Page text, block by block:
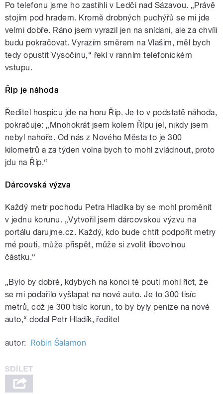
Po telefonu jsme ho zastihli v Ledči nad Sázavou. „Právě
stojím pod hradem. Kromě drobných puchýřů se mi jde
velmi dobře. Ráno jsem vyrazil jen na snídani, ale za chvíli
budu pokračovat. Vyrazím směrem na Vlašim, měl bych
tedy opustit Vysočinu,“ řekl v ranním telefonickém
vstupu.
Říp je náhoda
Ředitel hospicu jde na horu Říp. Je to v podstatě náhoda,
pokračuje: „Mnohokrát jsem kolem Řípu jel, nikdy jsem
nebyl nahoře. Od nás z Nového Města to je 300
kilometrů a za týden volna bych to mohl zvládnout, proto
jdu na Říp.“
Dárcovská výzva
Každý metr pochodu Petra Hladíka by se mohl proměnit
v jednu korunu. „Vytvořil jsem dárcovskou výzvu na
portálu darujme.cz. Každý, kdo bude chtít podpořit metry
mé pouti, může přispět, může si zvolit libovolnou
částku.“
„Bylo by dobré, kdybych na konci té pouti mohl říct, že
se mi podařilo vyšlapat na nové auto. Je to 300 tisíc
metrů, což je 300 tisíc korun, to by byly peníze na nové
auto,“ dodal Petr Hladík, ředitel
autor: Robin Šalamon